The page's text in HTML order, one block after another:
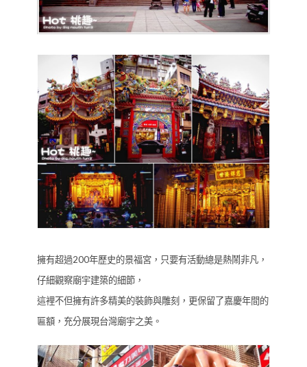
擁有超過200年歷史的景福宮，只要有活動總是熱鬧非凡，
仔細觀察廟宇建築的細節，
這裡不但擁有許多精美的裝飾與雕刻，更保留了嘉慶年間的
匾額，充分展現台灣廟宇之美。